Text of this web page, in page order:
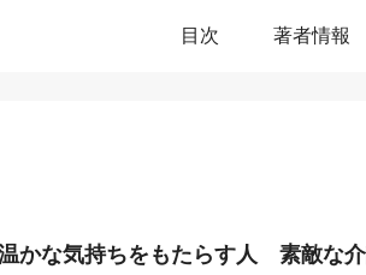
目次 著者情報
かな気持ちをもたらす人 素敵な